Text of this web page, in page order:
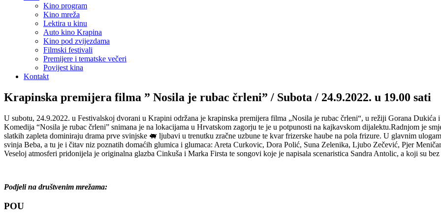
Kino program
Kino mreža
Lektira u kinu
Auto kino Krapina
Kino pod zvijezdama
Filmski festivali
Premijere i tematske večeri
Povijest kina
Kontakt
Krapinska premijera filma ” Nosila je rubac črleni” / Subota / 24.9.2022. u 19.00 sati
U subotu, 24.9.2022. u Festivalskoj dvorani u Krapini održana je krapinska premijera filma „Nosila je rubac črleni“, u režiji Gorana Dukića
Komedija “Nosila je rubac črleni” snimana je na lokacijama u Hrvatskom zagorju te je u potpunosti na kajkavskom dijalektu.Radnjom je
slatkih zapleta dominiraju drama prve svinjske 🐖 ljubavi u trenutku zračne uzbune te kvar frizerske haube na pola frizure. U glavnim
svinja Beba, a tu je i čitav niz poznatih domaćih glumica i glumaca: Areta Curkovic, Dora Polić, Suna Zelenika, Ljubo Zečević, Pjer
Veseloj atmosferi pridonijela je originalna glazba Cinkuša i Marka Firsta te songovi koje je napisala scenaristica Sandra Antolic, a koji su
Podjeli na društvenim mrežama:
POU